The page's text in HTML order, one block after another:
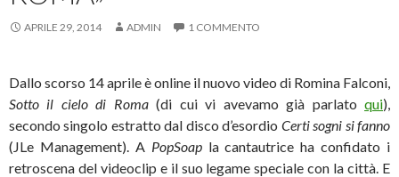
APRILE 29, 2014 ADMIN 1 COMMENTO
Dallo scorso 14 aprile è online il nuovo video di Romina Falconi,
Sotto il cielo di Roma(di cui vi avevamo già parlatoqui),
secondo singolo estratto dal disco d’esordio Certi sogni si fanno
(JLe Management). A PopSoap la cantautrice ha confidato i
retroscena del videoclip e il suo legame speciale con la città. E